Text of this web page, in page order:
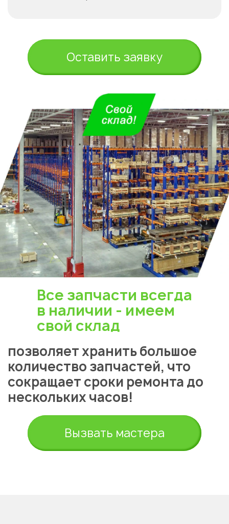
Оставить заявку
Все запчасти всегда
в наличии - имеем
свой склад
позволяет хранить большое
количество запчастей, что
сокращает сроки ремонта до
нескольких часов!
Вызвать мастера
города